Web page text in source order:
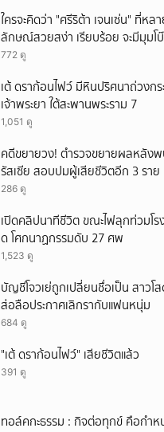
ใครจะคิดว่า "ศรีริต้า เจนเซ่น" ที่ห
ลักษณ์สวยสง่า เรียบร้อย จะมีมุมโบ๊ะ
ได้อมยิ้มเหมือนกัน งานนี้ทำเอาแฟน
772 ดู
เต้ ดราก้อนไฟว์ มีหินปริศนาถ่วงกร
เจ้าพระยา ใต้สะพานพระราม 7
1,051 ดู
คดีขยายวง! ตำรวจขยายผลหลัง
รัสเซีย สอบปมผู้เสียชีวิตอีก 3 ราย
286 ดู
เปิดคลิปนาทีชีวิต ขณะไฟลุกท่วมโร
ด โศกนาฏกรรมดับ 27 ศพ
1,523 ดู
บัญชีโจวเย่ถูกเปลี่ยนชื่อเป็น สาวโ
ส่อลือประกาศเลิกรากับแฟนหนุ่ม
684 ดู
"เต้ ดราก้อนไฟว์" เสียชีวิตแล้ว
391 ดู
ทอล์คกะธรรม : กิจต่อทุกข์ คือกำห